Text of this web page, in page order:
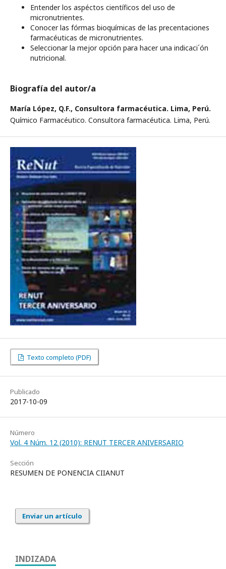
Entender los aspéctos científicos del uso de
micronutrientes.
Conocer las fórmas bioquímicas de las precentaciones
farmacéuticas de micronutrientes.
Seleccionar la mejor opción para hacer una indicaci´ón
nutricional.
Biografía del autor/a
María López, Q.F., Consultora farmacéutica. Lima, Perú.
Químico Farmacéutico. Consultora farmacéutica. Lima, Perú.
Texto completo (PDF)
Publicado
2017-10-09
Número
Vol. 4 Núm. 12 (2010): RENUT TERCER ANIVERSARIO
Sección
RESUMEN DE PONENCIA CIIANUT
Enviar un artículo
INDIZADA